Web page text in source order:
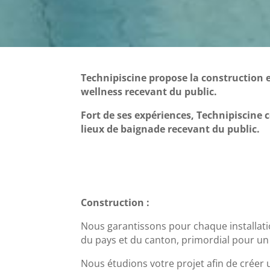
Technipiscine propose la construction
wellness recevant du public.
Fort de ses expériences,
lieux de baignade recevant du public.
Construction :
Nous garantissons pour chaque
du pays et du canton, primordial pour
Nous étudions votre projet afin de créer